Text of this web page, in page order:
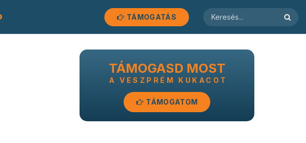
TÁMOGATÁS
TÁMOGASD MOST
A VESZPRÉM KUKACOT
TÁMOGATOM